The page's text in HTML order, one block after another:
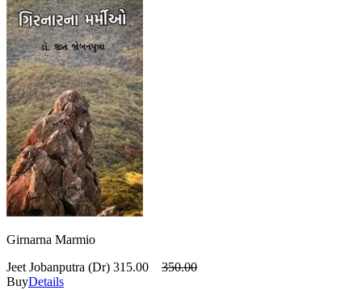
Girnarna Marmio
Jeet Jobanputra (Dr) 315.00
350.00
BuyDetails